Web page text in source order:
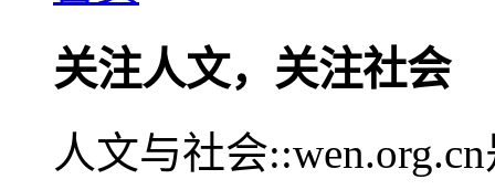
关注人文，关注社会
人文与社会